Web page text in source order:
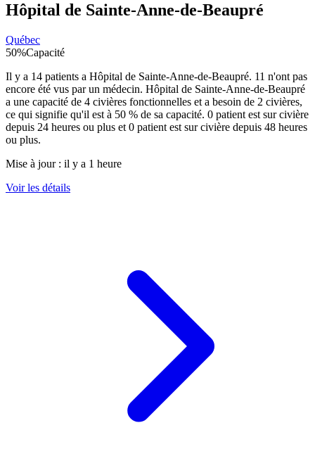
Hôpital de Sainte-Anne-de-Beaupré
Québec
50%Capacité
Il y a 14 patients a Hôpital de Sainte-Anne-de-Beaupré. 11 n'ont pas
encore été vus par un médecin. Hôpital de Sainte-Anne-de-Beaupré
a une capacité de 4 civières fonctionnelles et a besoin de 2 civières,
ce qui signifie qu'il est à 50 % de sa capacité. 0 patient est sur civière
depuis 24 heures ou plus et 0 patient est sur civière depuis 48 heures
ou plus.
Mise à jour : il y a 1 heure
Voir les détails